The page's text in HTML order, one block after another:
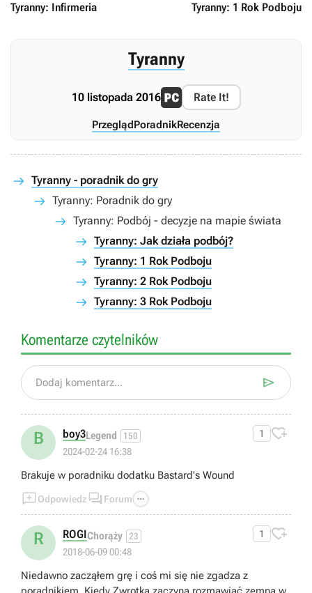
Tyranny: Infirmeria Tyranny: 1 Rok Podboju
Tyranny
10 listopada 2016 Rate It!
PrzeglądPoradnikRecenzja
Tyranny - poradnik do gry
Tyranny: Poradnik do gry
Tyranny: Podbój - decyzje na mapie świata
Tyranny: Jak działa podbój?
Tyranny: 1 Rok Podboju
Tyranny: 2 Rok Podboju
Tyranny: 3 Rok Podboju
Komentarze czytelników
Dodaj komentarz... 
B boy3Legend 150
2024-02-24 16:38
1 
Brakuje w poradniku dodatku Bastard's Wound
Odpowiedz  Forum 
R ROGIChorąży 23
2018-06-09 00:48
1 
Niedawno zacząłem grę i coś mi się nie zgadza z